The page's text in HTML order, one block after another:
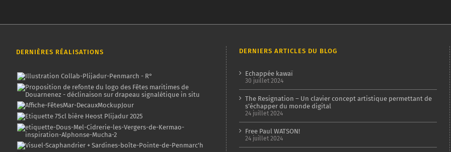
DERNIÈRES RÉALISATIONS DERNIERS ARTICLES DU BLOG
Echappée kawaï
30 juillet 2024
The Resignation – Un clavier concept artistique permettant de
s’échapper du monde digital
24 juillet 2024
Free Paul WATSON!
24 juillet 2024